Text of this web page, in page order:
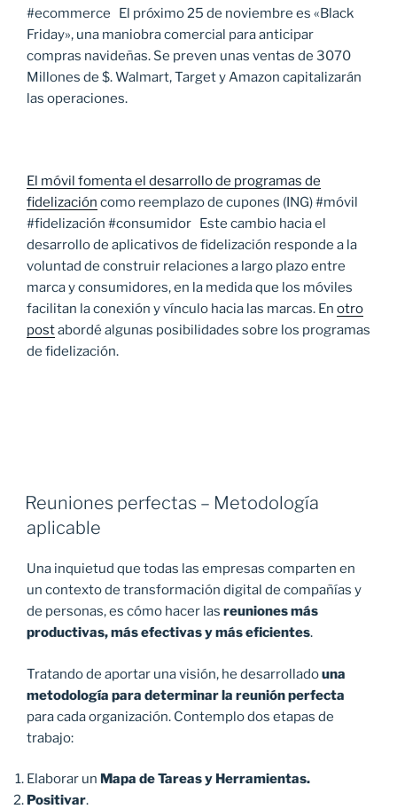
#ecommerce El próximo 25 de noviembre es «Black
Friday», una maniobra comercial para anticipar
compras navideñas. Se preven unas ventas de 3070
Millones de $. Walmart, Target y Amazon capitalizarán
las operaciones.
El móvil fomenta el desarrollo de programas de
fidelización como reemplazo de cupones (ING) #móvil
#fidelización #consumidor Este cambio hacia el
desarrollo de aplicativos de fidelización responde a la
voluntad de construir relaciones a largo plazo entre
marca y consumidores, en la medida que los móviles
facilitan la conexión y vínculo hacia las marcas. En otro
postabordé algunas posibilidades sobre los programas
de fidelización.
Reuniones perfectas – Metodología
aplicable
Una inquietud que todas las empresas comparten en
un contexto de transformación digital de compañías y
de personas, es cómo hacer las reuniones más
productivas, más efectivas y más eficientes.
Tratando de aportar una visión, he desarrolladouna
metodología para determinar la reunión perfecta
para cada organización. Contemplo dos etapas de
trabajo:
Elaborar un Mapa de Tareas y Herramientas.
Positivar.